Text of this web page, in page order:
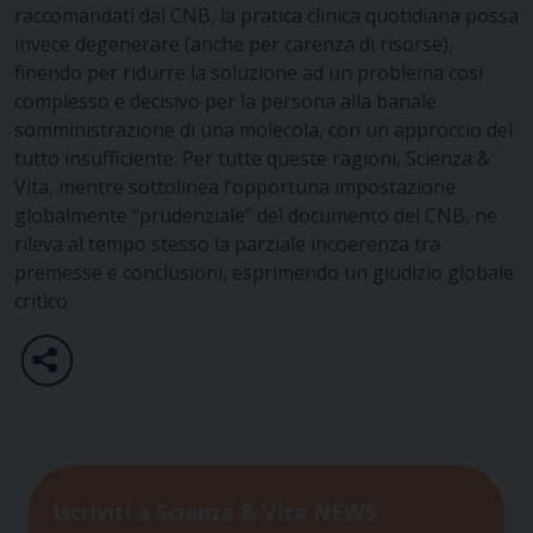
raccomandati dal CNB, la pratica clinica quotidiana possa
invece degenerare (anche per carenza di risorse),
finendo per ridurre la soluzione ad un problema così
complesso e decisivo per la persona alla banale
somministrazione di una molecola, con un approccio del
tutto insufficiente. Per tutte queste ragioni, Scienza &
Vita, mentre sottolinea l’opportuna impostazione
globalmente “prudenziale” del documento del CNB, ne
rileva al tempo stesso la parziale incoerenza tra
premesse e conclusioni, esprimendo un giudizio globale
critico.